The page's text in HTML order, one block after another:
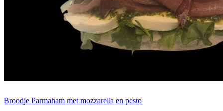
Broodje Parmaham met mozzarella en pesto